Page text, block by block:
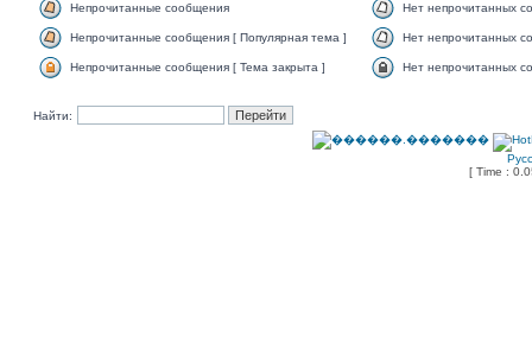
Непрочитанные сообщения Нет непрочитанных
Непрочитанные сообщения [ Популярная тема ] Нет непрочитанных
Непрочитанные сообщения [ Тема закрыта ] Нет непрочитанных
Найти:
[ Time :